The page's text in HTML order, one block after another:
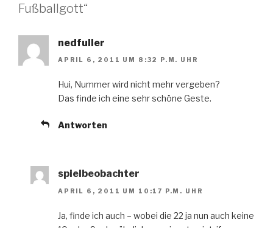
Fußballgott“
nedfuller
APRIL 6, 2011 UM 8:32 P.M. UHR
Hui, Nummer wird nicht mehr vergeben?
Das finde ich eine sehr schöne Geste.
Antworten
spielbeobachter
APRIL 6, 2011 UM 10:17 P.M. UHR
Ja, finde ich auch – wobei die 22 ja nun auch keine